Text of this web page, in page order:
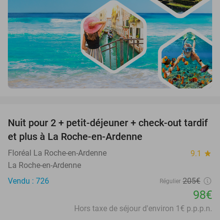
52%
Nuit pour 2 + petit-déjeuner + check-out tardif
et plus à La Roche-en-Ardenne
Floréal La Roche-en-Ardenne 9.1 star
La Roche-en-Ardenne
Vendu : 726
Régulier 205€
98€
Hors taxe de séjour d'environ 1€ p.p.p.n.